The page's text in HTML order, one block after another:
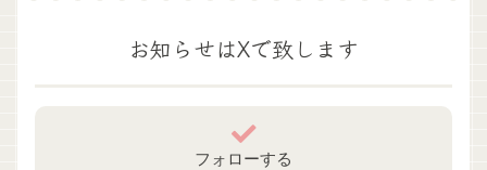
お知らせはXで致します
フォローする